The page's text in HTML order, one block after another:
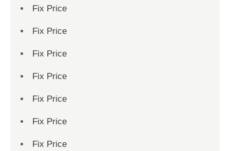
Fix Price
Fix Price
Fix Price
Fix Price
Fix Price
Fix Price
Fix Price